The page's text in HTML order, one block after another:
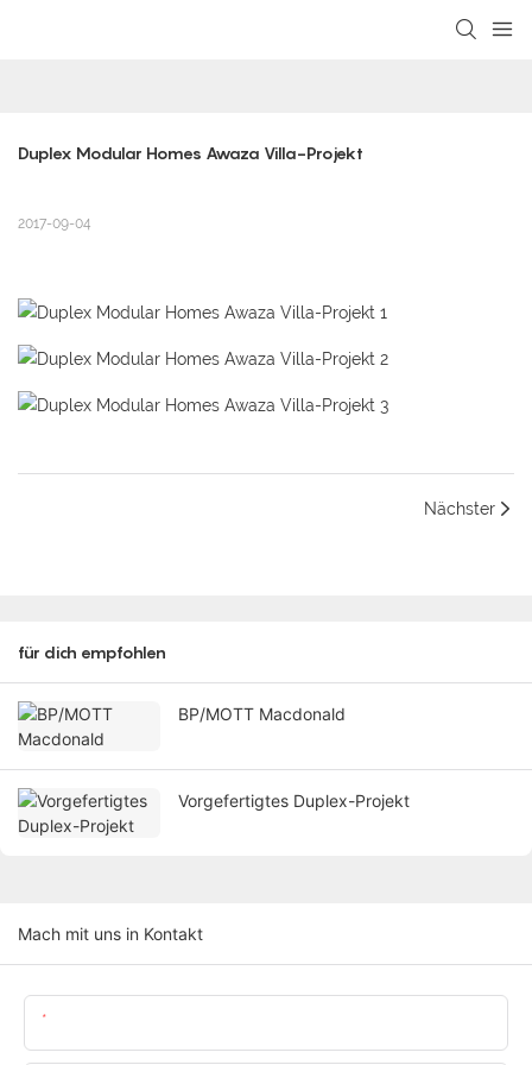
Duplex Modular Homes Awaza Villa-Projekt
2017-09-04
Nächster
für dich empfohlen
BP/MOTT Macdonald
Vorgefertigtes Duplex-Projekt
Mach mit uns in Kontakt